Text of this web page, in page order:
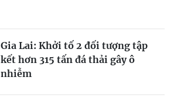
Gia Lai: Khởi tố 2 đối tượng tập
kết hơn 315 tấn đá thải gây ô
nhiễm